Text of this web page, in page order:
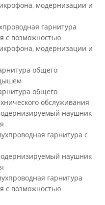
модернизации и
гарнитура
с возможностью
модернизации и
общего
общего
обслуживания
наушник
гарнитура с
наушник
гарнитура
с возможностью